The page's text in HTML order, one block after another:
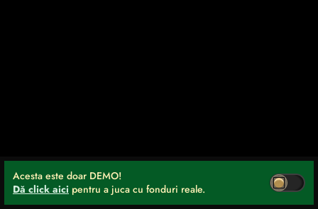
Acesta este doar DEMO!
Dă click aici pentru a juca cu fonduri reale.